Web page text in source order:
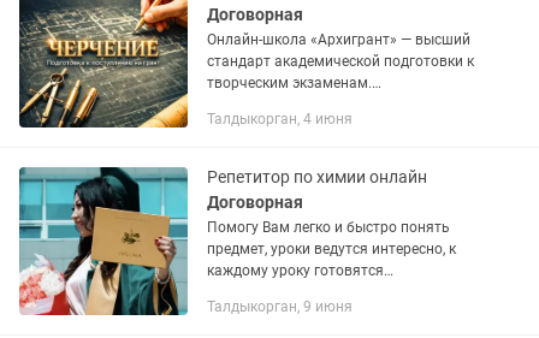
Договорная
Онлайн-школа «Архигрант» — высший
стандарт академической подготовки к
творческим экзаменам.
индивидуального онлайн-
абитуриентов со всего...
Талдыкорган, 4 июня
Репетитор по химии онлайн
Договорная
Помогу Вам легко и быстро понять
предмет, уроки ведутся интересно, к
каждому уроку готовятся
разбираются новые темы . О себе :
Талдыкорган, 9 июня